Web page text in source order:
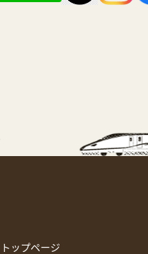
トップページ